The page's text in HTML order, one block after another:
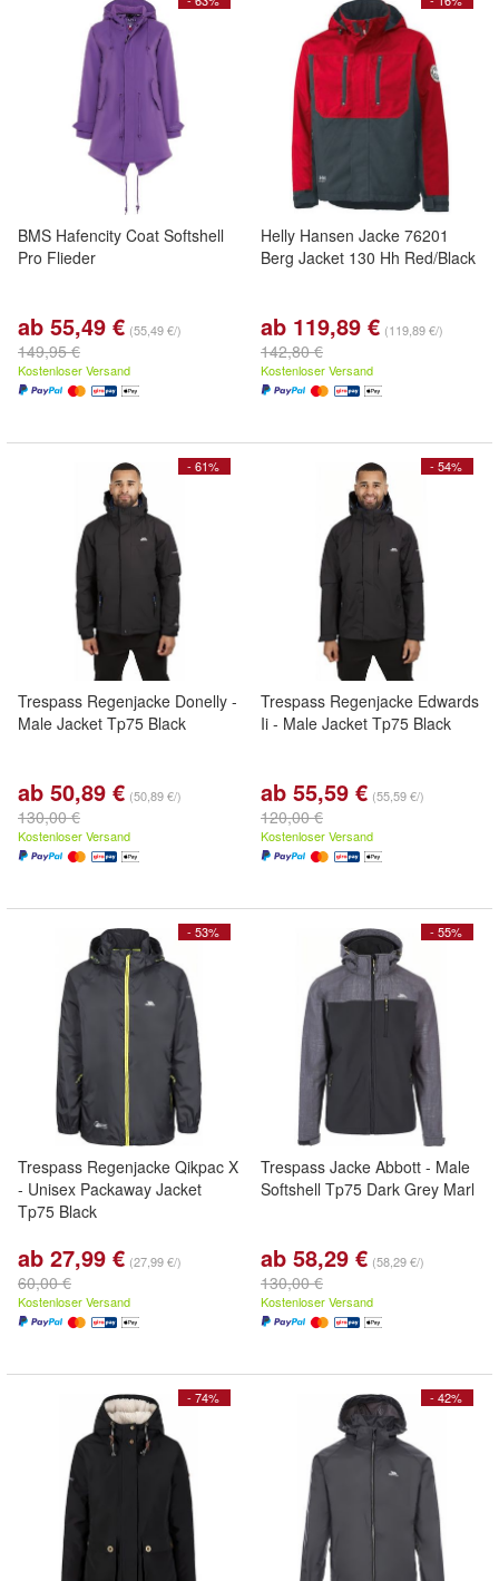
BMS Hafencity Coat Softshell
Pro Flieder
ab 55,49 € (55,49 €/)
149,95 €
Kostenloser Versand
Helly Hansen Jacke 76201
Berg Jacket 130 Hh Red/Black
ab 119,89 € (119,89 €/)
142,80 €
Kostenloser Versand
- 61%
Trespass Regenjacke Donelly -
Male Jacket Tp75 Black
ab 50,89 € (50,89 €/)
130,00 €
Kostenloser Versand
- 54%
Trespass Regenjacke Edwards
Ii - Male Jacket Tp75 Black
ab 55,59 € (55,59 €/)
120,00 €
Kostenloser Versand
- 53%
Trespass Regenjacke Qikpac X
- Unisex Packaway Jacket
Tp75 Black
ab 27,99 € (27,99 €/)
60,00 €
Kostenloser Versand
- 55%
Trespass Jacke Abbott - Male
Softshell Tp75 Dark Grey Marl
ab 58,29 € (58,29 €/)
130,00 €
Kostenloser Versand
- 74% - 42%